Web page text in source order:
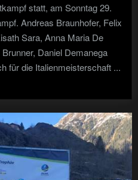
statt, am Sonntag 29.
Andreas Braunhofer, Felix
Sara, Anna Maria De
Daniel Demanega
für die Italienmeisterschaft ...